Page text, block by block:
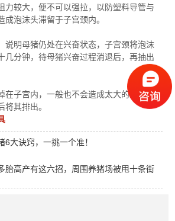
较大，便不可以强拉，以防塑料导管与
泡沫头滞留于子宫颈内。
明母猪仍处在兴奋状态，子宫颈将泡沫
几分钟，待母猪兴奋过程消退后，再抽出
子宫内，一般也不会造成太大的影响，
其排出。
6大诀窍，一挑一个准！
胎高产有这六招，周围养猪场被甩十条街